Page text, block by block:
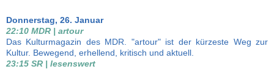
Donnerstag, 26. Januar
22:10 MDR | artour
Das Kulturmagazin des MDR. "artour" ist der kürzeste Weg zur
Kultur. Bewegend, erhellend, kritisch und aktuell.
23:15 SR | lesenswert